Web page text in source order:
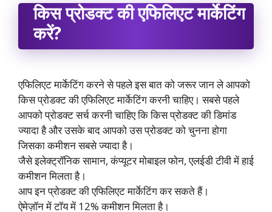
किस प्रोडक्ट की एफिलिएट मार्केटिंग
करें?
एफिलिएट मार्केटिंग करने से पहले इस बात को जरूर जान ले आपको
किस प्रोडक्ट की एफिलिएट मार्केटिंग करनी चाहिए। सबसे पहले
आपको प्रोडक्ट सर्च करनी चाहिए कि किस प्रोडक्ट की डिमांड
ज्यादा है और उसके बाद आपको उस प्रोडक्ट को चुनना होगा
जिसका कमीशन सबसे ज्यादा है।
जैसे इलेक्ट्रॉनिक सामान, कंप्यूटर मोबाइल फोन, एलईडी टीवी में हाई
कमीशन मिलता है।
आप इन प्रोडक्ट की एफिलिएट मार्केटिंग कर सकते हैं।
ऐमेज़ॉन में टॉय में 12% कमीशन मिलता है।